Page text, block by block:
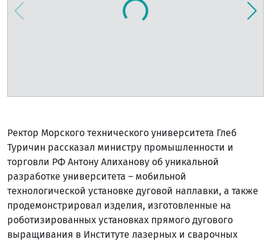
Ректор Морского технического университета Глеб
Туричин рассказал министру промышленности и
торговли РФ Антону Алиханову об уникальной
разработке университета – мобильной
технологической установке дуговой наплавки, а также
продемонстрировал изделия, изготовленные на
роботизированных установках прямого дугового
выращивания в Институте лазерных и сварочных